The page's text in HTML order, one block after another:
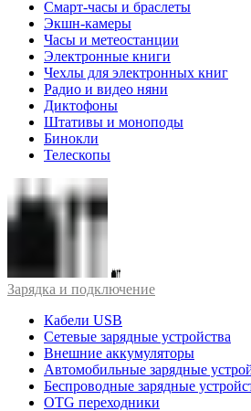
Смарт-часы и браслеты
Экшн-камеры
Часы и метеостанции
Электронные книги
Чехлы для электронных книг
Радио и видео няни
Диктофоны
Штативы и моноподы
Бинокли
Телескопы
Зарядка и подключение
Кабели USB
Сетевые зарядные устройства
Внешние аккумуляторы
Автомобильные зарядные
Беспроводные зарядные
OTG переходники